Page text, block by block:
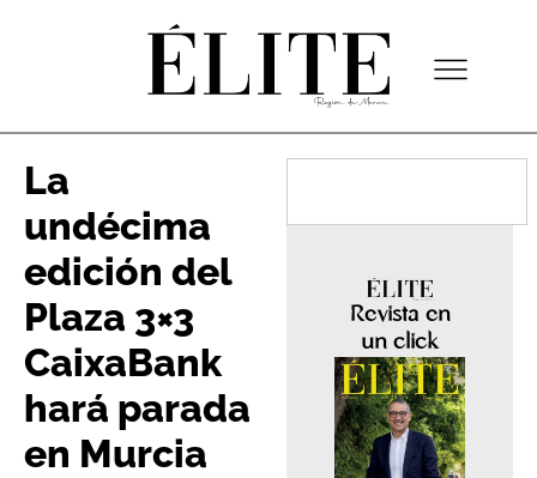
La
undécima
edición del
Plaza 3×3
CaixaBank
hará parada
en Murcia
Revista en
un click